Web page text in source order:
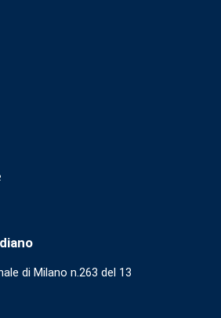
di Milano n.263 del 13